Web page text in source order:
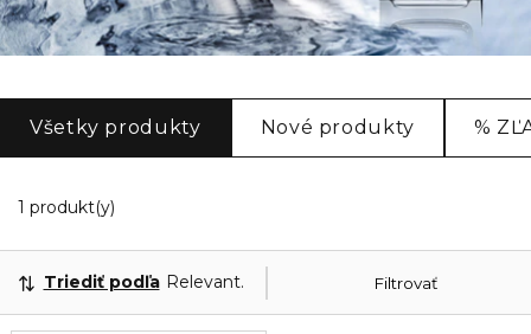
Všetky produkty Nové produkty %
1 produkt(y)
Filtrovať
Triediť podľa Relevantnosť